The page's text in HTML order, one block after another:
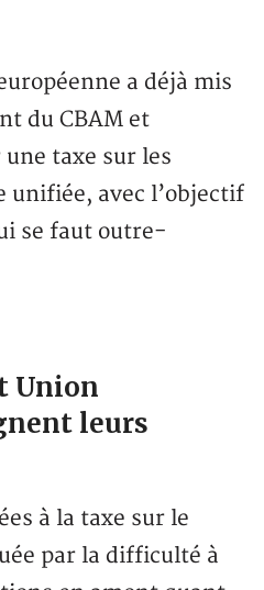
a déjà mis
du CBAM et
une taxe sur les
unifiée, avec l’objectif
se faut outre-
Union
leurs
à la taxe sur le
par la difficulté à